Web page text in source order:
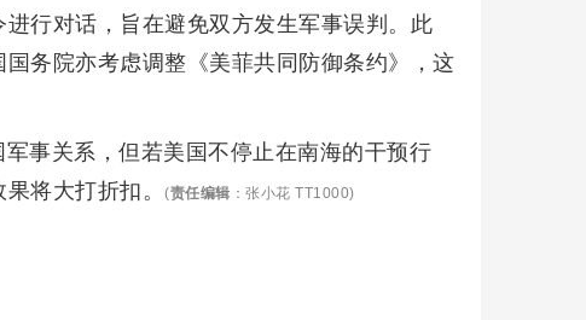
行对话，旨在避免双方发生军事误判。此
务院亦考虑调整《美菲共同防御条约》，这
事关系，但若美国不停止在南海的干预行
将大打折扣。
(责任编辑 ：张小花 TT1000)